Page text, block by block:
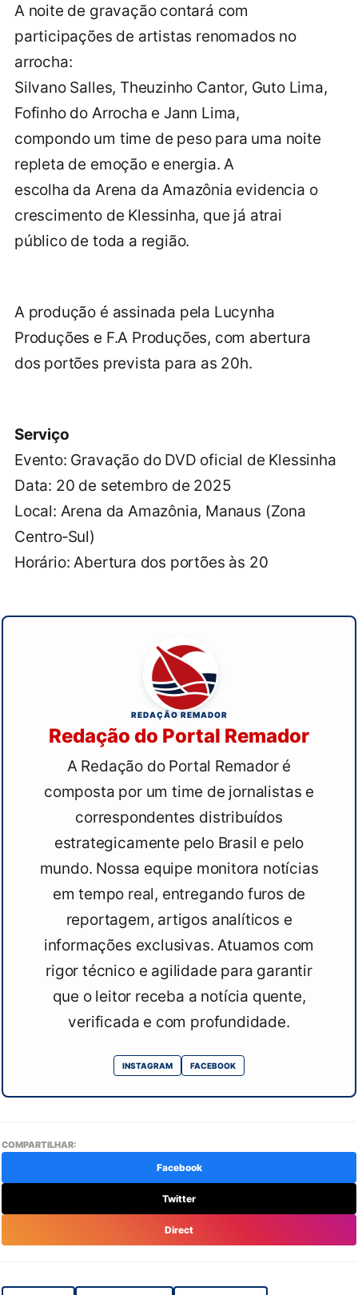
A noite de gravação contará com
participações de artistas renomados no
arrocha:
Silvano Salles, Theuzinho Cantor, Guto Lima,
Fofinho do Arrocha e Jann Lima,
compondo um time de peso para uma noite
repleta de emoção e energia. A
escolha da Arena da Amazônia evidencia o
crescimento de Klessinha, que já atrai
público de toda a região.
A produção é assinada pela Lucynha
Produções e F.A Produções, com abertura
dos portões prevista para as 20h.
Serviço
Evento: Gravação do DVD oficial de Klessinha
Data: 20 de setembro de 2025
Local: Arena da Amazônia, Manaus (Zona
Centro‑Sul)
Horário: Abertura dos portões às 20
REDAÇÃO REMADOR
Redação do Portal Remador
A Redação do Portal Remador é
composta por um time de jornalistas e
correspondentes distribuídos
estrategicamente pelo Brasil e pelo
mundo. Nossa equipe monitora notícias
em tempo real, entregando furos de
reportagem, artigos analíticos e
informações exclusivas. Atuamos com
rigor técnico e agilidade para garantir
que o leitor receba a notícia quente,
verificada e com profundidade.
INSTAGRAM FACEBOOK
COMPARTILHAR:
Facebook
Twitter
Direct